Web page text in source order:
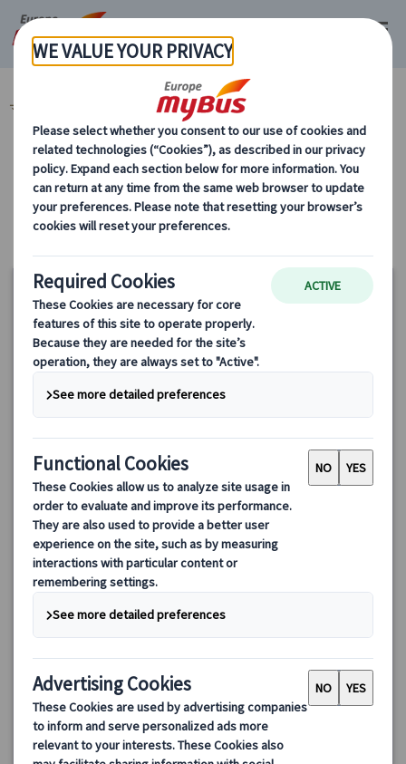
マイバス・ヨーロッパ ランドクルーズ 北欧周遊ツアー (4)
カテゴリーから探す
ランドクルーズ 北欧周遊ツアー
ランドクルーズ｜スカンジナビア3か国周遊 デンマーク・ノ
ルウェー・スウェーデン9日間（コペンハーゲン発着）
ランドクルーズ・スカンジナビア3か国周遊ツアー！デンマーク、
ノルウェー、スウェーデンを9日間で満喫。コペンハーゲンからス
ー。美しい都市と自然の絶景、シェイクスピアの舞台などスカン
ジナビアの魅力を堪能！
詳細を見る
水曜日
5/6・20、6月～8月、9/9・23、10/7、11/18、
2027年:1/13、2/10、3/10・24
9日間